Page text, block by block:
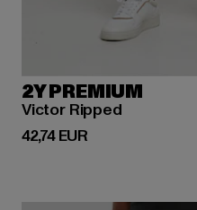
2Y PREMIUM
Victor Ripped
42,74 EUR
Derzeitiger Preis: 42,74 EUR